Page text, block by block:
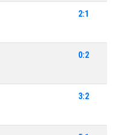
2:1
0:2
3:2